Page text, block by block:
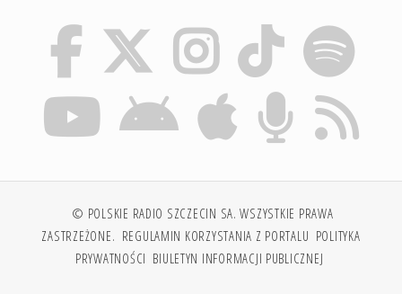
© POLSKIE RADIO SZCZECIN SA. WSZYSTKIE PRAWA
ZASTRZEŻONE. REGULAMIN KORZYSTANIA Z PORTALU POLITYKA
PRYWATNOŚCI BIULETYN INFORMACJI PUBLICZNEJ